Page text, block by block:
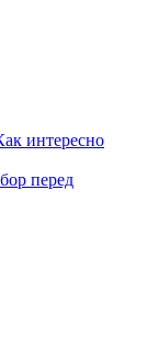
интересно
перед